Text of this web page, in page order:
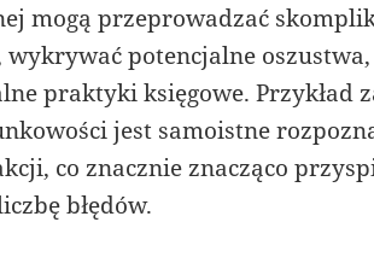
mogą przeprowadzać
potencjalne
praktyki księgowe. Przykład
jest samoistne
co znacznie znacząco
błędów.